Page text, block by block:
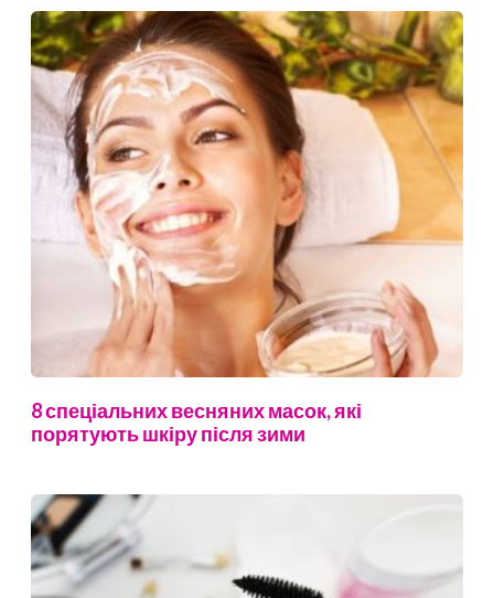
8 спеціальних весняних масок, які
порятують шкіру після зими